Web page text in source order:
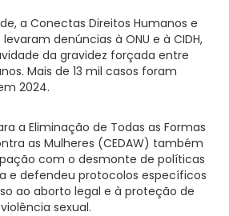
a Conectas Direitos Humanos e
denúncias à ONU e à CIDH,
da gravidez forçada entre
Mais de 13 mil casos foram
2024.
a Eliminação de Todas as Formas
as Mulheres (CEDAW) também
com o desmonte de políticas
e defendeu protocolos específicos
ao aborto legal e à proteção de
sexual.